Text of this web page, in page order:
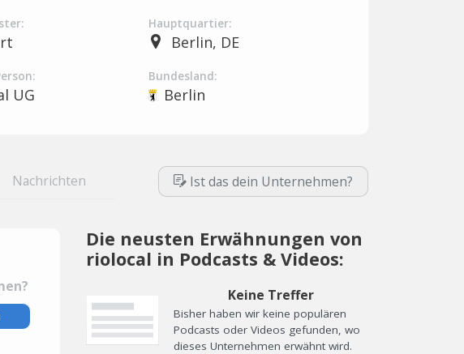
Hauptquartier:
Berlin, DE
UG
Bundesland:
Berlin
Nachrichten Ist das dein Unternehmen?
Die neusten Erwähnungen von
riolocal in Podcasts & Videos:
Keine Treffer
Bisher haben wir keine populären
Podcasts oder Videos gefunden, wo
dieses Unternehmen erwähnt wird.